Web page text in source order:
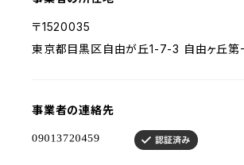
〒1520035
東京都目黒区自由が丘1-7-3 自由ヶ丘第
事業者の連絡先